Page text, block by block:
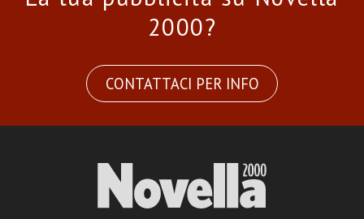
2000?
CONTATTACI PER INFO